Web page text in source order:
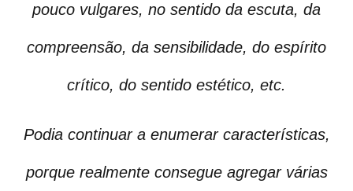
pouco vulgares, no sentido da escuta, da
compreensão, da sensibilidade, do espírito
crítico, do sentido estético, etc.
Podia continuar a enumerar características,
porque realmente consegue agregar várias